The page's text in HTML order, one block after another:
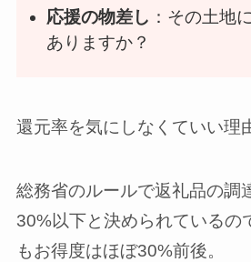
応援の物差し ：その土地
ありますか？
還元率を気にしなくていい理
総務省のルールで返礼品の調
30%以下と決められているの
もお得度はほぼ30%前後。